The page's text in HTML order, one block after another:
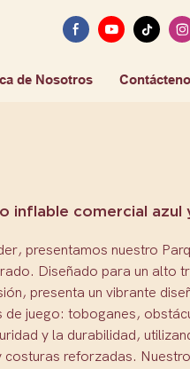
de Nosotros
inflable comercial azul
presentamos nuestro
Diseñado para un alto
presenta un vibrante
de juego: toboganes,
y la durabilidad,
costuras reforzadas.